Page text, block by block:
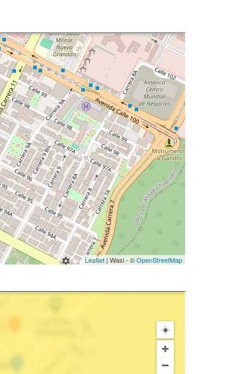
Leaflet| Wasi - ©OpenStreetMap